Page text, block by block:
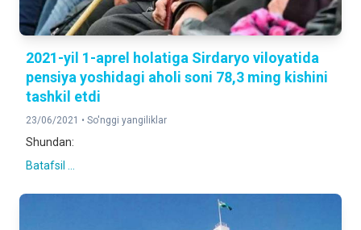
2021-yil 1-aprel holatiga Sirdaryo viloyatida
pensiya yoshidagi aholi soni 78,3 ming kishini
tashkil etdi
23/06/2021 • So'nggi yangiliklar
Shundan:
Batafsil ...